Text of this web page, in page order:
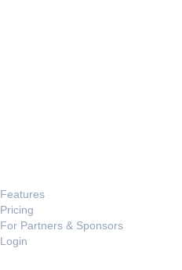
Features
Pricing
For Partners & Sponsors
Login